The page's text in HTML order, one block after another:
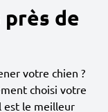
de
votre chien ?
choisi votre
est le meilleur